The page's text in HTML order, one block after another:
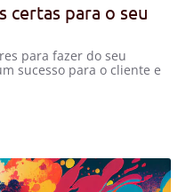
certas para o seu
para fazer do seu
sucesso para o cliente e